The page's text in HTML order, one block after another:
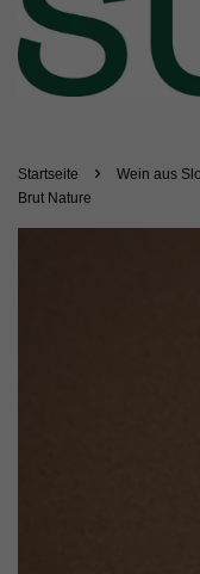
Startseite › Wein aus
Brut Nature